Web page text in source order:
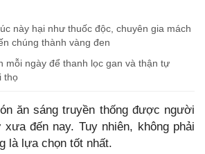
này hại như thuốc độc, chuyên gia mách
chúng thành vàng đen
mỗi ngày để thanh lọc gan và thận tự
thọ
ăn sáng truyền thống được người
đến nay. Tuy nhiên, không phải
là lựa chọn tốt nhất.